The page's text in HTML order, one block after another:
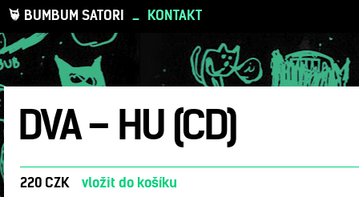
BUMBUM SATORI _ KONTAKT
DVA – HU (CD)
220 CZK